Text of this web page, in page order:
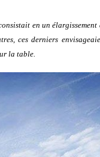
en un
ces derniers
la table.